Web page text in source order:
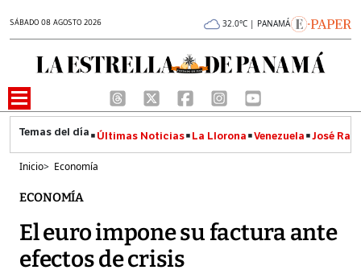
SÁBADO 08 AGOSTO 2026 32.0°C | PANAMÁ
Últimas Noticias La Llorona Venezuela José
Inicio> Economía
ECONOMÍA
El euro impone su factura ante
efectos de crisis